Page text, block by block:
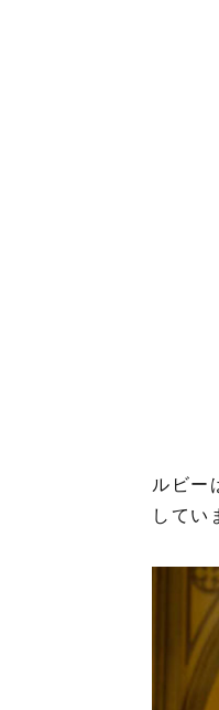
ルビー
してい